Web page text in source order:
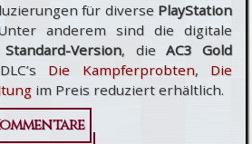
für diverse PlayStation
anderem sind die digitale
Standard-Version, die AC3 Gold
Die Kampferprobten, Die
im Preis reduziert erhältlich.
Neue